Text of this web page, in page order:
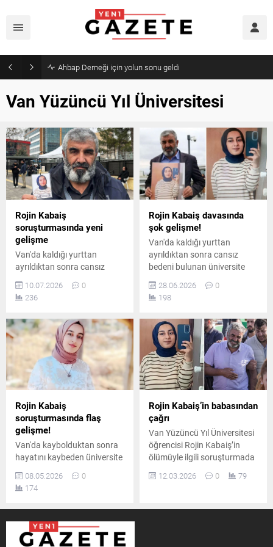
Ahbap Derneği için yolun sonu geldi
Van Yüzüncü Yıl Üniversitesi
Rojin Kabaiş
soruşturmasında yeni
gelişme
Van'da kaldığı yurttan
ayrıldıktan sonra cansız
Kabaiş'in ölümüne ilişkin
yürütülen soruşturmada
Acılı baba Nizamettin
Kabaiş, kızının ölümüyle ilgili
tüm dosyaların ve delillerin
yeniden ele alınacağını
açıkladığı bir beyanat verdi.
10.07.2026
0
236
Rojin Kabaiş davasında
şok gelişme!
Van'da kaldığı yurttan
ayrıldıktan sonra cansız
bedeni bulunan üniversite
ölümüne ilişkin yürütülen
şüpheli süreçte, olayı ilk
Barosu dosyadan çekilme
kararı aldı.
28.06.2026
0
198
Rojin Kabaiş
soruşturmasında flaş
gelişme!
Van'da kaybolduktan sonra
hayatını kaybeden üniversite
öğrencisi Rojin Kabaiş
dosyasına ilişkin önemli bir
yargı kararı açıklandı. Van
mahkeme, yurt yönetiminin
ihmali olduğu gerekçesiyle
08.05.2026
0
174
Rojin Kabaiş’in babasından
çağrı
Van Yüzüncü Yıl Üniversitesi
öğrencisi Rojin Kabaiş’in
ölümüyle ilgili soruşturmada
incelenmek üzere İspanya’ya
gönderilen cep telefonunun
12.03.2026 0 79